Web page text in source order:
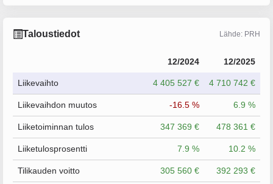
Taloustiedot Lähde: PRH
12/2024 12/2025
Liikevaihto 4 405 527 € 4 710 742 €
Liikevaihdon muutos -16.5 % 6.9 %
Liiketoiminnan tulos 347 369 € 478 361 €
Liiketulosprosentti 7.9 % 10.2 %
Tilikauden voitto 305 560 € 392 293 €